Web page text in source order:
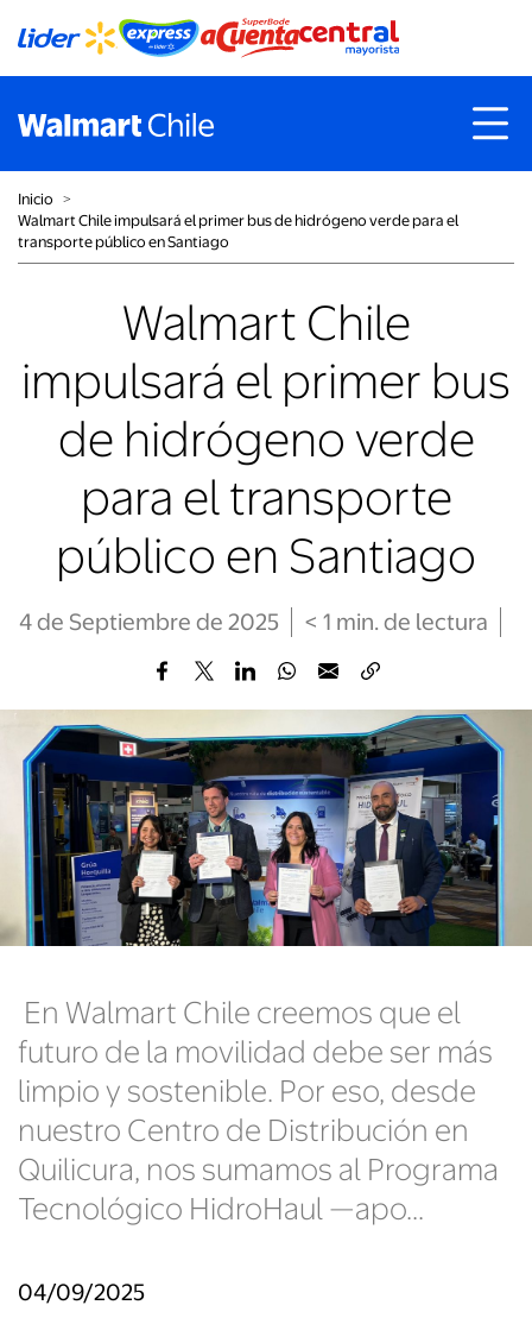
Inicio ˃
Walmart Chile impulsará el primer bus de hidrógeno verde para el
transporte público en Santiago
Walmart Chile
impulsará el primer bus
de hidrógeno verde
para el transporte
público en Santiago
4 de Septiembre de 2025 < 1 min. de lectura
En Walmart Chile creemos que el
futuro de la movilidad debe ser más
limpio y sostenible. Por eso, desde
nuestro Centro de Distribución en
Quilicura, nos sumamos al Programa
Tecnológico HidroHaul —apo...
04/09/2025